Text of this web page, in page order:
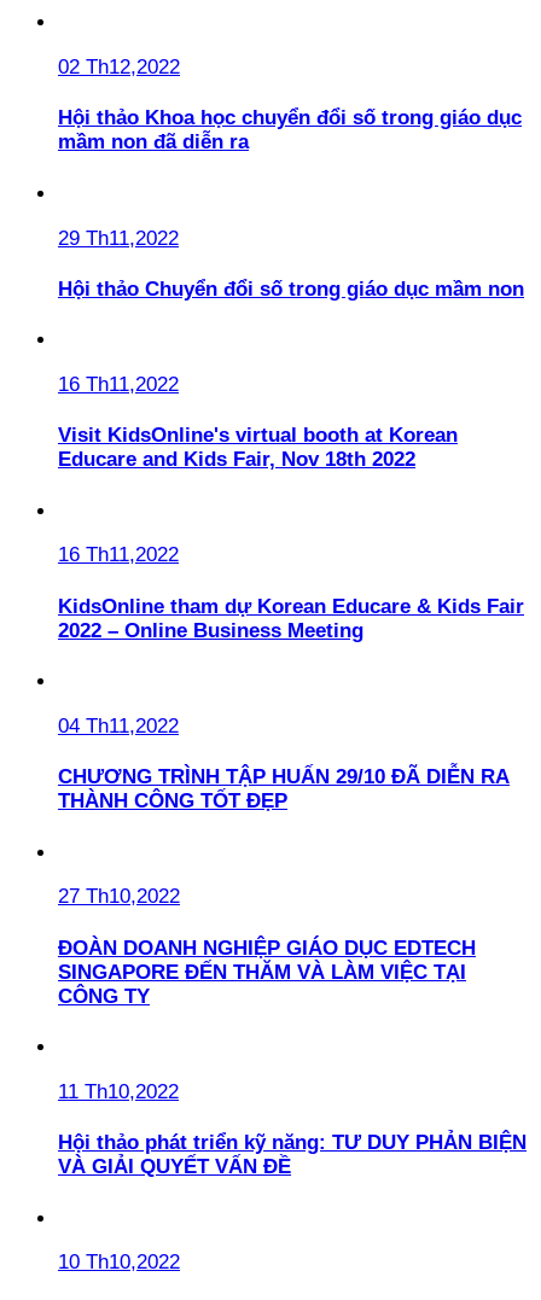
02 Th12,2022
Hội thảo Khoa học chuyển đổi số trong giáo dục
mầm non đã diễn ra
29 Th11,2022
Hội thảo Chuyển đổi số trong giáo dục mầm non
16 Th11,2022
Visit KidsOnline's virtual booth at Korean
Educare and Kids Fair, Nov 18th 2022
16 Th11,2022
KidsOnline tham dự Korean Educare & Kids Fair
2022 – Online Business Meeting
04 Th11,2022
CHƯƠNG TRÌNH TẬP HUẤN 29/10 ĐÃ DIỄN RA
THÀNH CÔNG TỐT ĐẸP
27 Th10,2022
ĐOÀN DOANH NGHIỆP GIÁO DỤC EDTECH
SINGAPORE ĐẾN THĂM VÀ LÀM VIỆC TẠI
CÔNG TY
11 Th10,2022
Hội thảo phát triển kỹ năng: TƯ DUY PHẢN BIỆN
VÀ GIẢI QUYẾT VẤN ĐỀ
10 Th10,2022